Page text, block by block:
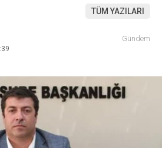
TÜM YAZILARI
Gündem